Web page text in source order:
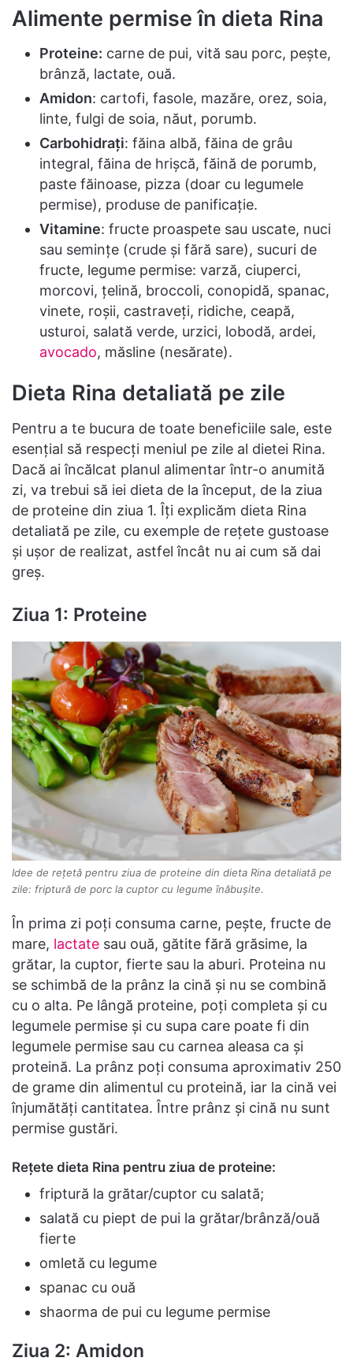
Alimente permise în dieta Rina
Proteine: carne de pui, vită sau porc, peşte,
brânză, lactate, ouă.
Amidon: cartofi, fasole, mazăre, orez, soia,
linte, fulgi de soia, năut, porumb.
Carbohidrați: făina albă, făina de grâu
integral, făina de hrişcă, făină de porumb,
paste făinoase, pizza (doar cu legumele
permise), produse de panificație.
Vitamine: fructe proaspete sau uscate, nuci
sau semințe (crude și fără sare), sucuri de
fructe, legume permise: varză, ciuperci,
morcovi, țelină, broccoli, conopidă, spanac,
vinete, roșii, castraveți, ridiche, ceapă,
usturoi, salată verde, urzici, lobodă, ardei,
avocado, măsline (nesărate).
Dieta Rina detaliată pe zile
Pentru a te bucura de toate beneficiile sale, este
esențial să respecți meniul pe zile al dietei Rina.
Dacă ai încălcat planul alimentar într-o anumită
zi, va trebui să iei dieta de la început, de la ziua
de proteine din ziua 1. Îți explicăm dieta Rina
detaliată pe zile, cu exemple de rețete gustoase
și ușor de realizat, astfel încât nu ai cum să dai
greș.
Ziua 1: Proteine
Idee de rețetă pentru ziua de proteine din dieta Rina detaliată pe
zile: friptură de porc la cuptor cu legume înăbușite.
În prima zi poți consuma carne, pește, fructe de
mare, lactate sau ouă, gătite fără grăsime, la
grătar, la cuptor, fierte sau la aburi. Proteina nu
se schimbă de la prânz la cină și nu se combină
cu o alta. Pe lângă proteine, poți completa și cu
legumele permise și cu supa care poate fi din
legumele permise sau cu carnea aleasa ca și
proteină. La prânz poți consuma aproximativ 250
de grame din alimentul cu proteină, iar la cină vei
înjumătăți cantitatea. Între prânz și cină nu sunt
permise gustări.
Rețete dieta Rina pentru ziua de proteine:
friptură la grătar/cuptor cu salată;
salată cu piept de pui la grătar/brânză/ouă
fierte
omletă cu legume
spanac cu ouă
shaorma de pui cu legume permise
Ziua 2: Amidon